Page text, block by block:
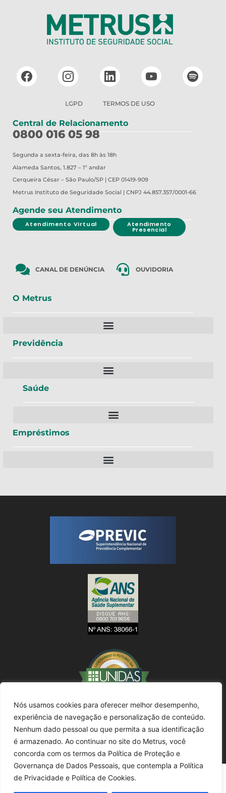
Nós usamos cookies para oferecer melhor desempenho,
experiência de navegação e personalização de conteúdo.
Nenhum dado pessoal ou que permita a sua identificação
é armazenado. Ao continuar no site do Metrus, você
concorda com os termos da Política de Proteção e
Governança de Dados Pessoais, que contempla a Política
de Privacidade e Política de Cookies.
LGPD TERMOS DE USO
Central de Relacionamento
0800 016 05 98
Segunda a sexta-feira, das 8h às 18h
Alameda Santos, 1.827 – 1º andar
Cerqueira César – São Paulo/SP | CEP 01419-909
Metrus Instituto de Seguridade Social | CNPJ 44.857.357/0001-66
Agende seu Atendimento
Atendimento Virtual Atendimento
Presencial
CANAL DE DENÚNCIA OUVIDORIA
O Metrus
Previdência
Saúde
Empréstimos